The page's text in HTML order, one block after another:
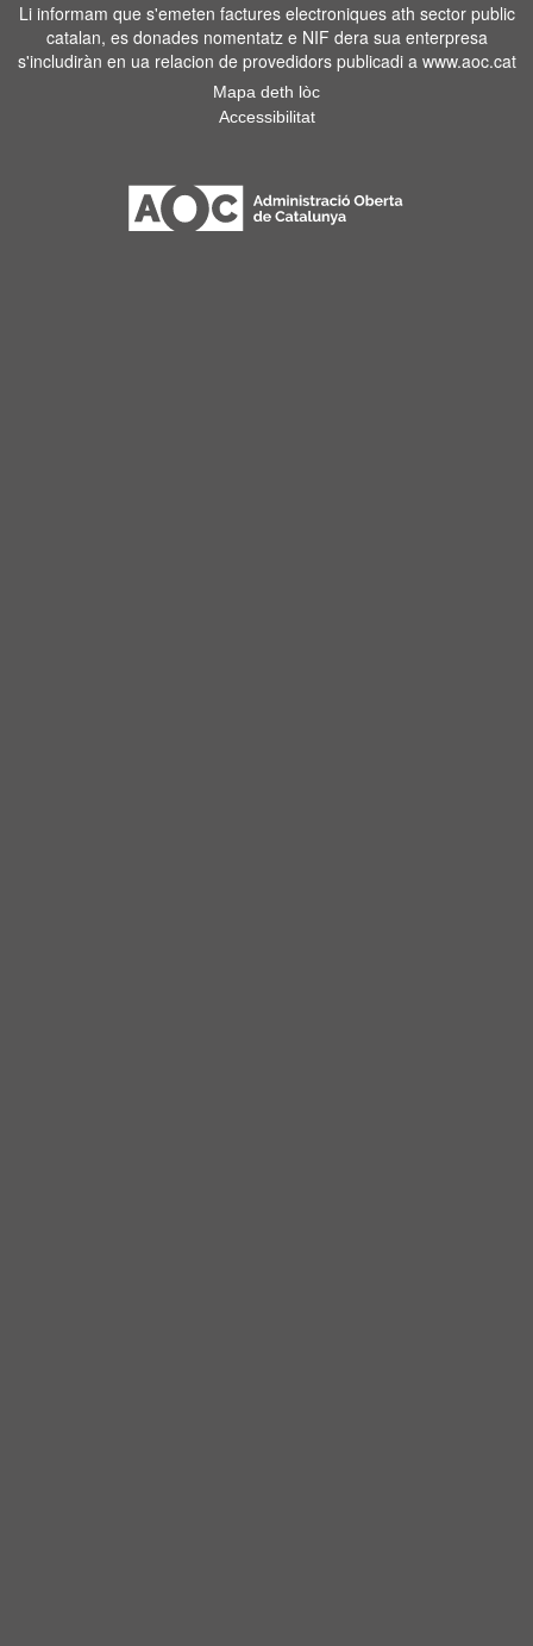
Li informam que s'emeten factures electroniques ath sector public
catalan, es donades nomentatz e NIF dera sua enterpresa
s'includiràn en ua relacion de provedidors publicadi a www.aoc.cat
Mapa deth lòc
Accessibilitat